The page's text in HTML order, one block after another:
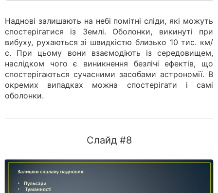
Наднові залишають на небі помітні сліди, які можуть
спостерігатися із Землі. Оболонки, викинуті при
вибуху, рухаються зі швидкістю близько 10 тис. км/
с. При цьому вони взаємодіють із середовищем,
наслідком чого є виникнення безлічі ефектів, що
спостерігаються сучасними засобами астрономії. В
окремих випадках можна спостерігати і самі
оболонки.
Слайд #8